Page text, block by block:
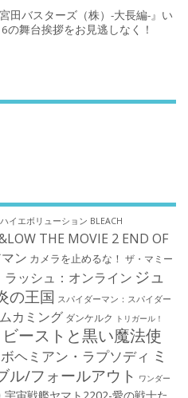
田バスターズ（株）-大長編-』い
舞台挨拶をお見逃しなく！
イエボリューション BLEACH
THE MOVIE 2 END OF
ン カメラを止めるな！ ザ・マミー
ラッシュ：オンライン ジュ
の王国 スパイダーマン：スパイダー
カミング ダンケルク トリガール！
ーストと黒い魔法使
ボヘミアン・ラプソディ ミ
ル/フォールアウト ワンダー